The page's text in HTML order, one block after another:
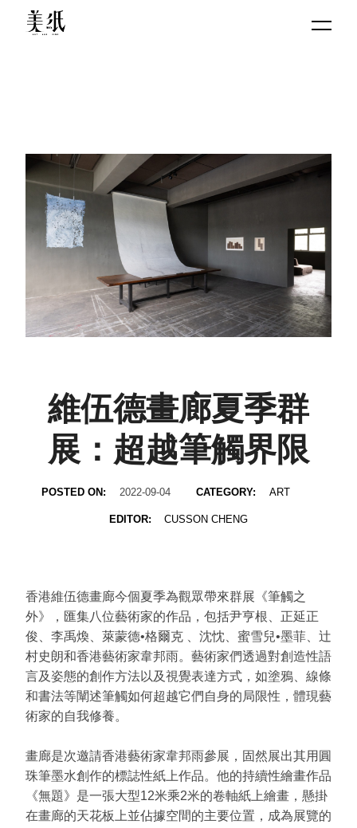
維伍德畫廊夏季群
展：超越筆觸界限
POSTED ON: 2022-09-04 CATEGORY: ART
EDITOR: CUSSON CHENG
香港維伍德畫廊今個夏季為觀眾帶來群展《筆觸之
外》，匯集八位藝術家的作品，包括尹亨根、正延正
俊
李禹煥 萊蒙德•格爾克 沈忱 蜜雪兒•墨菲
辻
村史朗和香港藝術家韋邦雨。藝術家們透過對創造性語
言及姿態的創作方法以及視覺表達方式，如塗鴉、線條
和書法等闡述筆觸如何超越它們自身的局限性，體現藝
術家的自我修養。
畫廊是次邀請香港藝術家韋邦雨參展，固然展出其用圓
珠筆墨水創作的標誌性紙上作品。他的持續性繪畫作品
《無題》是一張大型12米乘2米的卷軸紙上繪畫，懸掛
在畫廊的天花板上並佔據空間的主要位置，成為展覽的